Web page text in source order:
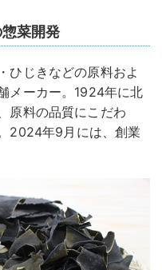
菜開発
ひじきなどの原料およ
メーカー。1924年に北
原料の品質にこだわ
2024年9月には、創業